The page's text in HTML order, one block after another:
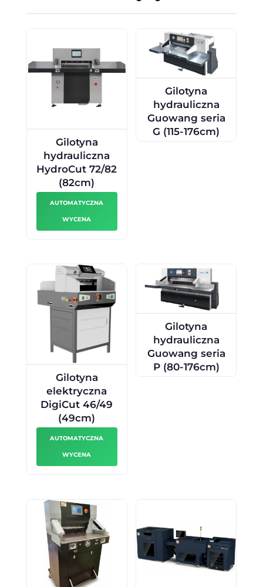
Gilotyna
hydrauliczna
HydroCut 72/82
(82cm)
AUTOMATYCZNA
WYCENA
Gilotyna
hydrauliczna
Guowang seria
G (115-176cm)
Gilotyna
elektryczna
DigiCut 46/49
(49cm)
AUTOMATYCZNA
WYCENA
Gilotyna
hydrauliczna
Guowang seria
P (80-176cm)